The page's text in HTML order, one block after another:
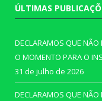
ÚLTIMAS
DECLARAMOS QUE
O MOMENTO PARA O
31 de julho de 2026
DECLARAMOS QUE